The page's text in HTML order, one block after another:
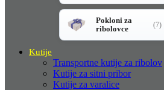
Pokloni za
ribolovce
(7)
Kutije
Transportne kutije za ribolov
Kutije za sitni pribor
Kutije za varalice